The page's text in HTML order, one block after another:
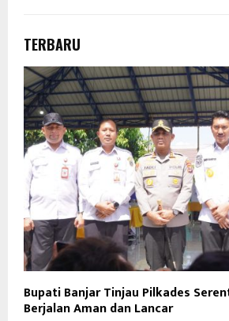
TERBARU
Bupati Banjar Tinjau Pilkades
Berjalan Aman dan Lancar